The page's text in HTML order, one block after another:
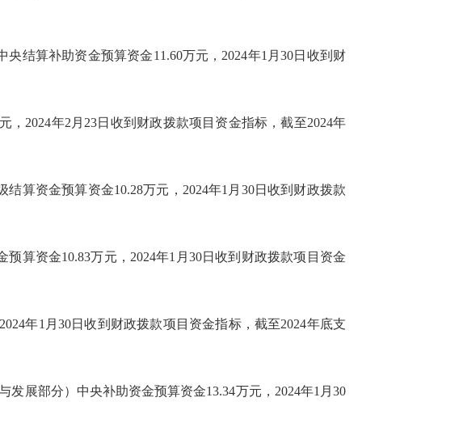
结算补助资金预算资金11.60万元，2024年1月30日收到财
，2024年2月23日收到财政拨款项目资金指标，截至2024年
算资金预算资金10.28万元，2024年1月30日收到财政拨款
算资金10.83万元，2024年1月30日收到财政拨款项目资金
年1月30日收到财政拨款项目资金指标，截至2024年底支
展部分）中央补助资金预算资金13.34万元，2024年1月30